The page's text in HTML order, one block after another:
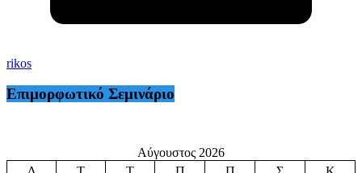
rikos
Επιμορφωτικό Σεμινάριο
Αύγουστος 2026